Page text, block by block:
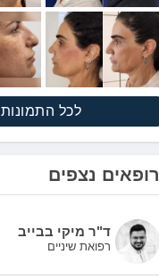
לכל התמונות
רופאים נצפים
ד"ר מיקי בבייב
רפואת שיניים